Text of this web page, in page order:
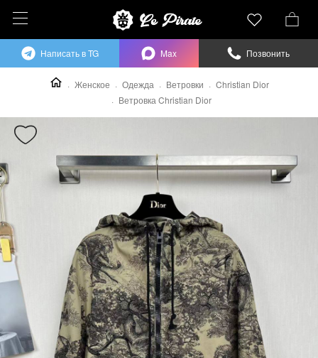
Женское Одежда Ветровки
Christian Dior
Ветровка Christian Dior
Написать в TG Max Позвонить